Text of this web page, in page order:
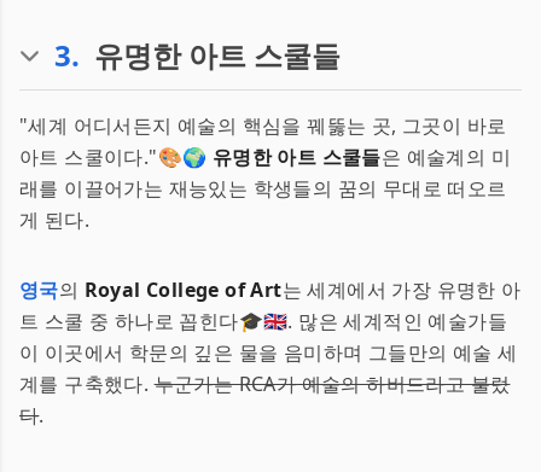
3. 유명한 아트 스쿨들
"세계 어디서든지 예술의 핵심을 꿰뚫는 곳, 그곳이 바로
아트 스쿨이다."🎨🌍 유명한 아트 스쿨들은 예술계의 미
래를 이끌어가는 재능있는 학생들의 꿈의 무대로 떠오르
게 된다.
영국의 Royal College of Art는 세계에서 가장 유명한 아
트 스쿨 중 하나로 꼽힌다🎓🇬🇧. 많은 세계적인 예술가들
이 이곳에서 학문의 깊은 물을 음미하며 그들만의 예술 세
계를 구축했다.누군가는 RCA가 예술의 하버드라고 불렀
다.